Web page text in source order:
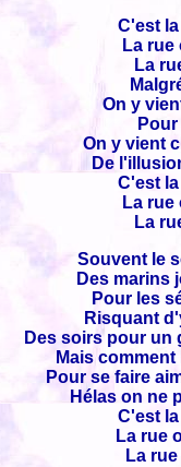
C'est
La rue
La
On y
On y vient
De
C'est
La rue
La
Souvent le
Des marins
Pour les
Risquant
Des soirs pour un
Mais
Pour se faire
Hélas on ne
C'est
La rue
La